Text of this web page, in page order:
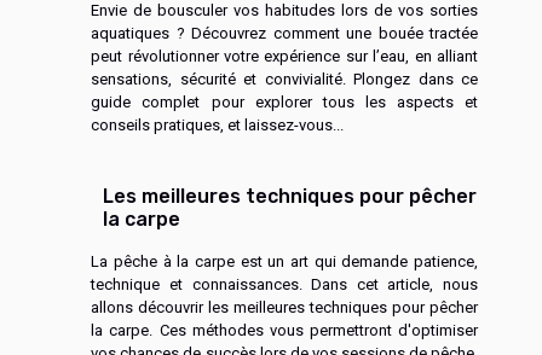
Envie de bousculer vos habitudes lors de vos sorties
aquatiques ? Découvrez comment une bouée tractée
peut révolutionner votre expérience sur l’eau, en alliant
sensations, sécurité et convivialité. Plongez dans ce
guide complet pour explorer tous les aspects et
conseils pratiques, et laissez-vous...
Les meilleures techniques pour pêcher
la carpe
La pêche à la carpe est un art qui demande patience,
technique et connaissances. Dans cet article, nous
allons découvrir les meilleures techniques pour pêcher
la carpe. Ces méthodes vous permettront d'optimiser